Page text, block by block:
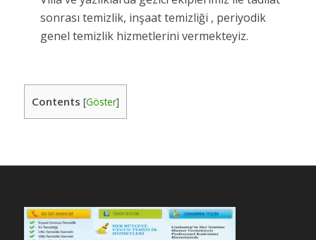
sonrası temizlik, inşaat temizliği , periyodik
genel temizlik hizmetlerini vermekteyiz.
Contents [Göster]